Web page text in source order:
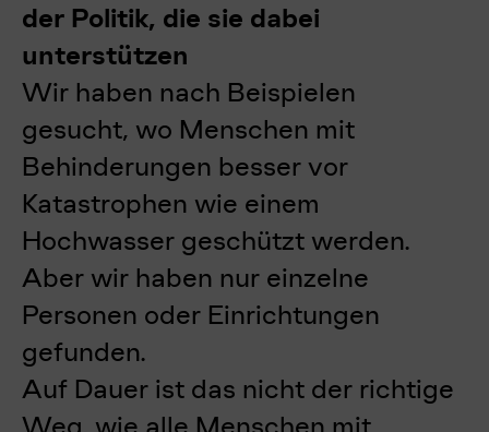
der Politik, die sie dabei
unterstützen
Wir haben nach Beispielen
gesucht, wo Menschen mit
Behinderungen besser vor
Katastrophen wie einem
Hochwasser geschützt werden.
Aber wir haben nur einzelne
Personen oder Einrichtungen
gefunden.
Auf Dauer ist das nicht der richtige